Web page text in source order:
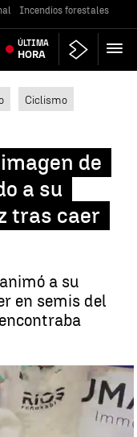
Incendios forestales
ÚLTIMA
HORA
Ciclismo
de
a su
tras caer
a su
en semis del
Galán consolando a su
|VÍDEO: La increíble
Jon Sanz tras
caer en semifinales